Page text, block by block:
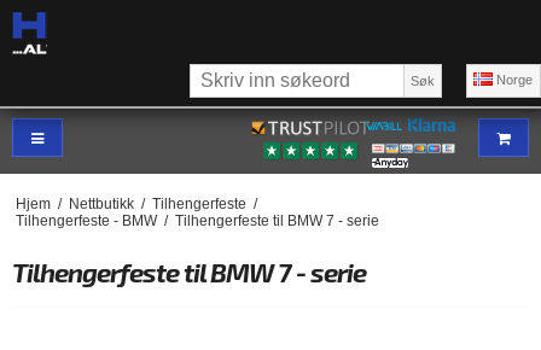
Norge
Søk
Hjem / Nettbutikk / Tilhengerfeste /
Tilhengerfeste - BMW / Tilhengerfeste til BMW 7 - serie
Tilhengerfeste til BMW 7 - serie